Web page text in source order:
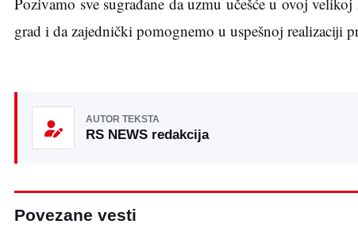
grad i da zajednički pomognemo u uspešnoj realizaciji
AUTOR TEKSTA
RS NEWS redakcija
Povezane vesti